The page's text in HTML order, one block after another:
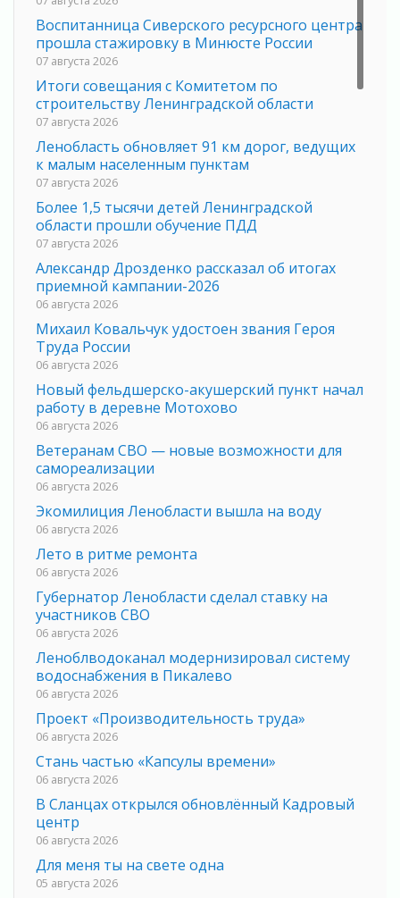
Воспитанница Сиверского ресурсного центра
прошла стажировку в Минюсте России
07 августа 2026
Итоги совещания с Комитетом по
строительству Ленинградской области
07 августа 2026
Ленобласть обновляет 91 км дорог, ведущих
к малым населенным пунктам
07 августа 2026
Более 1,5 тысячи детей Ленинградской
области прошли обучение ПДД
07 августа 2026
Александр Дрозденко рассказал об итогах
приемной кампании-2026
06 августа 2026
Михаил Ковальчук удостоен звания Героя
Труда России
06 августа 2026
Новый фельдшерско-акушерский пункт начал
работу в деревне Мотохово
06 августа 2026
Ветеранам СВО — новые возможности для
самореализации
06 августа 2026
Экомилиция Ленобласти вышла на воду
06 августа 2026
Лето в ритме ремонта
06 августа 2026
Губернатор Ленобласти сделал ставку на
участников СВО
06 августа 2026
Леноблводоканал модернизировал систему
водоснабжения в Пикалево
06 августа 2026
Проект «Производительность труда»
06 августа 2026
Стань частью «Капсулы времени»
06 августа 2026
В Сланцах открылся обновлённый Кадровый
центр
06 августа 2026
Для меня ты на свете одна
05 августа 2026